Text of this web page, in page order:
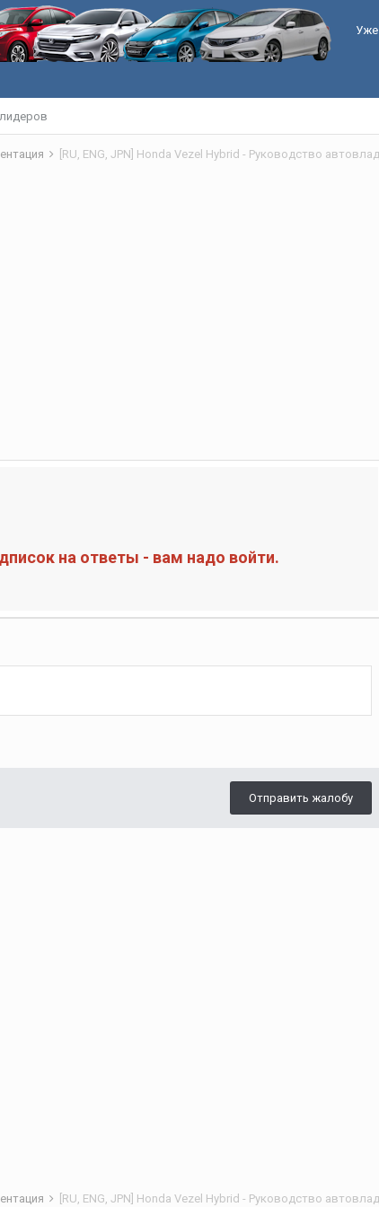
[RU, ENG, JPN] Honda Vezel Hybrid - Руководство
на ответы - вам надо войти.
Отправить жалобу
[RU, ENG, JPN] Honda Vezel Hybrid - Руководство